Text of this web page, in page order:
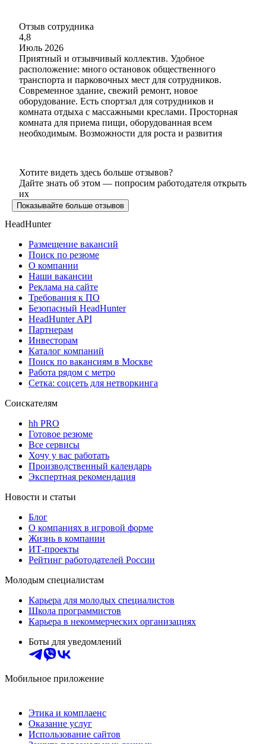
Отзыв сотрудника
4,8
Июль 2026
Приятный и отзывчивый коллектив. Удобное
расположение: много остановок общественного
транспорта и парковочных мест для сотрудников.
Современное здание, свежий ремонт, новое
оборудование. Есть спортзал для сотрудников и
комната отдыха с массажными креслами. Просторная
комната для приема пищи, оборудованная всем
необходимым. Возможности для роста и развития
Хотите видеть здесь больше отзывов?
Дайте знать об этом — попросим работодателя открыть
их
Показывайте больше отзывов
HeadHunter
Размещение вакансий
Поиск по резюме
О компании
Наши вакансии
Реклама на сайте
Требования к ПО
Безопасный HeadHunter
HeadHunter API
Партнерам
Инвесторам
Каталог компаний
Поиск по вакансиям в Москве
Работа рядом с метро
Сетка: соцсеть для нетворкинга
Соискателям
hh PRO
Готовое резюме
Все сервисы
Хочу у вас работать
Производственный календарь
Экспертная рекомендация
Новости и статьи
Блог
О компаниях в игровой форме
Жизнь в компании
ИТ-проекты
Рейтинг работодателей России
Молодым специалистам
Карьера для молодых специалистов
Школа программистов
Карьера в некоммерческих организациях
Боты для уведомлений
Мобильное приложение
Этика и комплаенс
Оказание услуг
Использование сайтов